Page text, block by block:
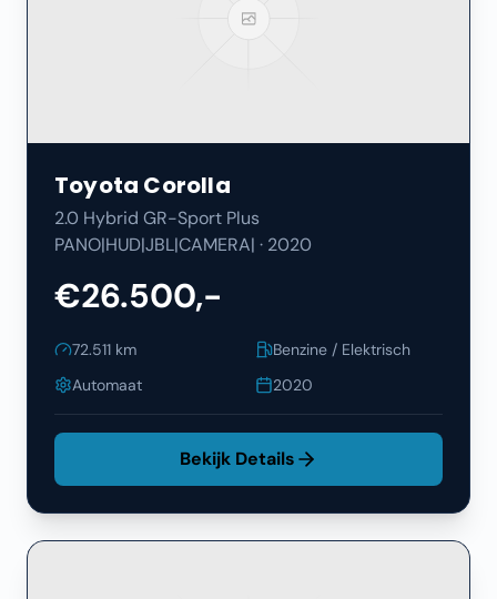
Toyota Corolla
2.0 Hybrid GR-Sport Plus
PANO|HUD|JBL|CAMERA| · 2020
€26.500,-
72.511 km
Benzine / Elektrisch
Automaat
2020
Bekijk Details
Filters